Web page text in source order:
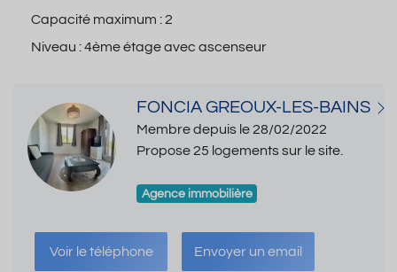
Capacité maximum :2
Niveau :4ème étage avec ascenseur
FONCIA GREOUX-LES-BAINS
Membre depuis le 28/02/2022
Propose 25 logements sur le site.
Agence immobilière
Voir le téléphone Envoyer un email